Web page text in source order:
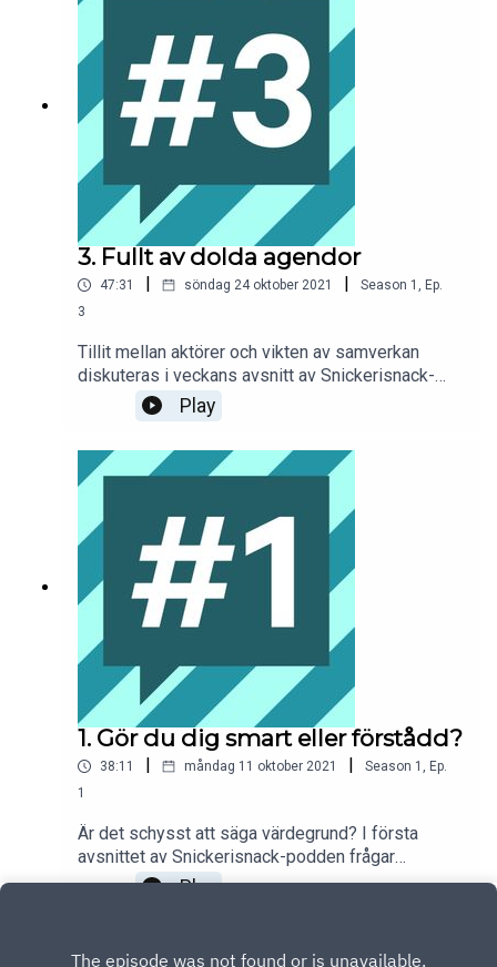
3. Fullt av dolda agendor
47:31 söndag 24 oktober 2021 Season 1 , Ep.
3
Tillit mellan aktörer och vikten av samverkan
diskuteras i veckans avsnitt av Snickerisnack-
podden. Pierre Fällström från Urkraft resonerar
med Magnus Andersson, vd på byggherren Aros
bostad. Retorikexperten Elaine Eksvärd är som
vanligt med och tipsar.
Play
1. Gör du dig smart eller förstådd?
38:11 måndag 11 oktober 2021 Season 1 , Ep.
1
Är det schysst att säga värdegrund? I första
avsnittet av Snickerisnack-podden frågar
vi Byggföretagens vd och Boverkets
bland annat tipsar om hur vi slutar göra oss
Play